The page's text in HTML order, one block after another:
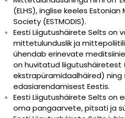
(ELHS), inglise keeles
Society (ESTMODIS).
Eesti Liigutushäirete Selts on
mittetulunduslik ja
ühendab erinevate
on huvitatud liigutushäiretest
ekstrapüramidaalhäired) ning
edasiarendamisest Eestis.
Eesti Liigutushäirete Selts on
oma pangaarvete, pitsati ja